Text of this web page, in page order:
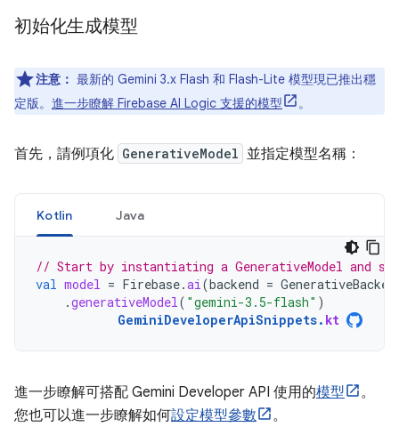
初始化生成模型
注意： 最新的 Gemini 3.x Flash 和 Flash-Lite 模型現已推出穩
定版。 進一步瞭解 Firebase AI Logic 支援的模型 。
首先，請例項化 GenerativeModel 並指定模型名稱：
Kotlin Java
// Start by instantiating a GenerativeModel and
val model = Firebase.ai (backend =
.generativeModel ( "gemini-3.5-flash" )
GeminiDeveloperApiSnippets. kt
進一步瞭解可搭配 Gemini Developer API 使用的模型
。
您也可以進一步瞭解如何設定模型參數 。